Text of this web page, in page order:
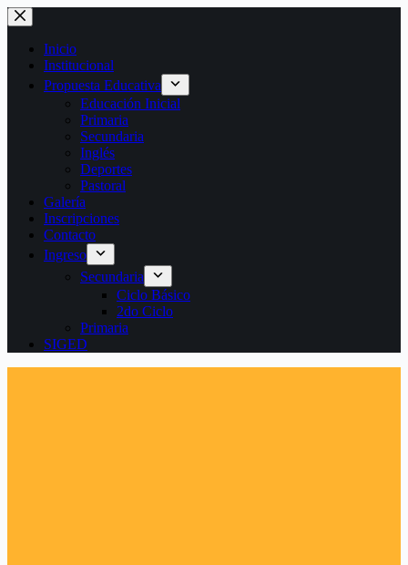
Saltar
al
contenido
Inicio
Institucional
Propuesta Educativa
Educación Inicial
Primaria
Secundaria
Inglés
Deportes
Pastoral
Galería
Inscripciones
Contacto
Ingreso
Secundaria
Ciclo Básico
2do Ciclo
Primaria
SIGED